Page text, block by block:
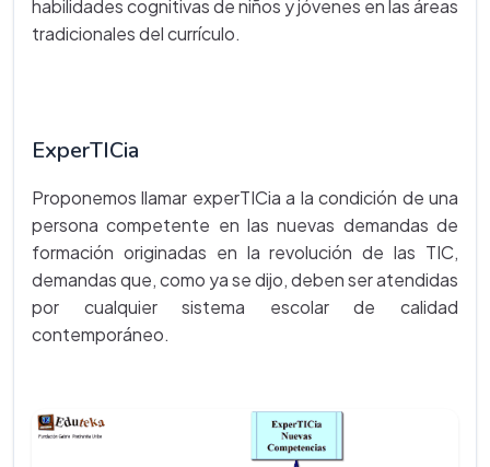
habilidades cognitivas de niños y jóvenes en las áreas
tradicionales del currículo.
ExperTICia
Proponemos llamar experTICia a la condición de una
persona competente en las nuevas demandas de
formación originadas en la revolución de las TIC,
demandas que, como ya se dijo, deben ser atendidas
por cualquier sistema escolar de calidad
contemporáneo.